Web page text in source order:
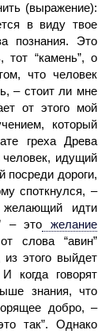
(выражение):
в виду твое
познания. Это
тот “камень”, о
что человек
– стоит ли мне
от этого мой
который
греха Древа
идущий
посреди дороги,
споткнулся, –
идти
– это желание
слова “авин”
этого выйдет
когда говорят
знания, что
добро, –
так”. Однако